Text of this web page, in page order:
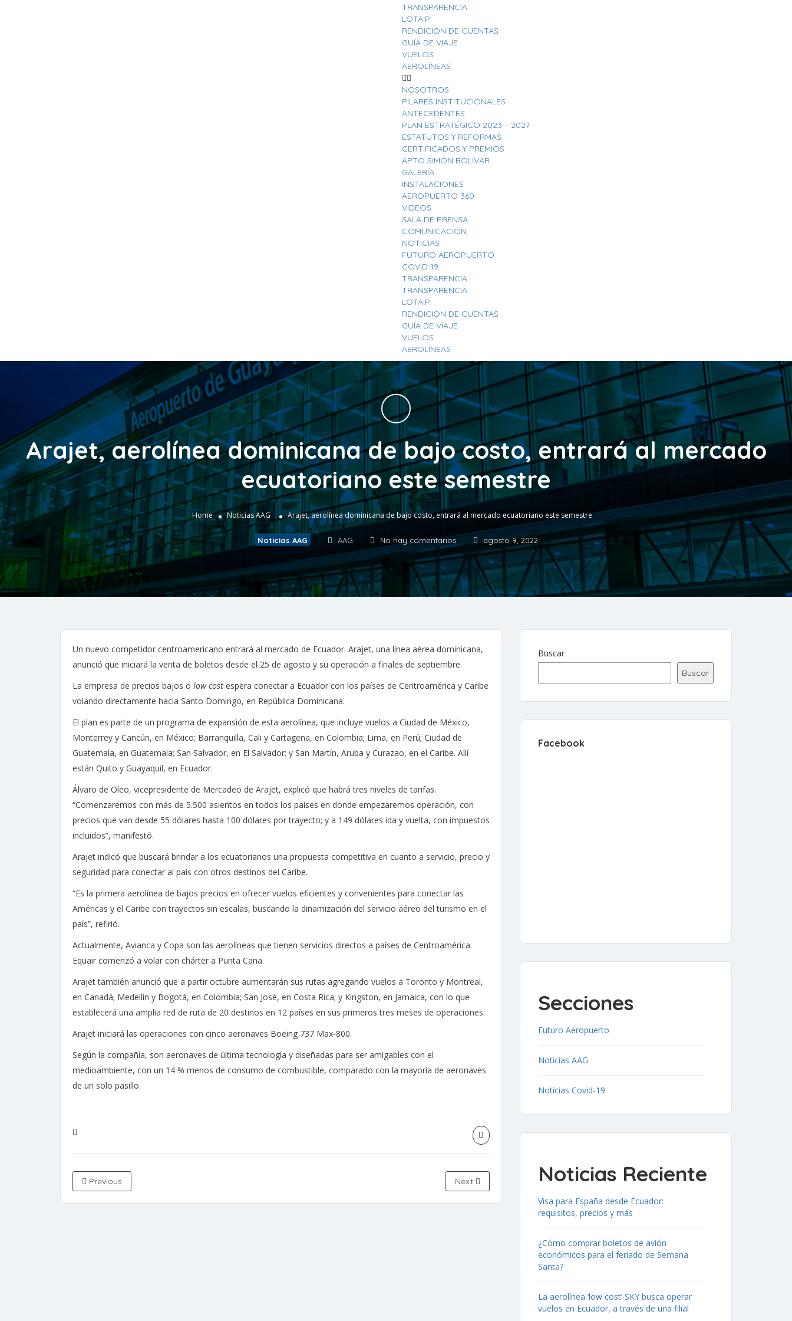
TRANSPARENCIA
LOTAIP
RENDICION DE CUENTAS
GUÍA DE VIAJE
VUELOS
AEROLÍNEAS
NOSOTROS
PILARES INSTITUCIONALES
ANTECEDENTES
PLAN ESTRATÉGICO 2023 – 2027
ESTATUTOS Y REFORMAS
CERTIFICADOS Y PREMIOS
APTO SIMÓN BOLÍVAR
GALERÍA
INSTALACIONES
AEROPUERTO 360
VIDEOS
SALA DE PRENSA
COMUNICACIÓN
NOTICIAS
FUTURO AEROPUERTO
COVID-19
TRANSPARENCIA
TRANSPARENCIA
LOTAIP
RENDICION DE CUENTAS
GUÍA DE VIAJE
VUELOS
AEROLÍNEAS
Arajet, aerolínea dominicana de bajo costo, entrará al mercado
ecuatoriano este semestre
Home Noticias AAG Arajet, aerolínea dominicana de bajo costo, entrará al mercado ecuatoriano este semestre
Noticias AAG AAG No hay comentarios agosto 9, 2022
Un nuevo competidor centroamericano entrará al mercado de Ecuador. Arajet, una línea aérea dominicana,
anunció que iniciará la venta de boletos desde el 25 de agosto y su operación a finales de septiembre.
La empresa de precios bajos o low cost espera conectar a Ecuador con los países de Centroamérica y Caribe
volando directamente hacia Santo Domingo, en República Dominicana.
El plan es parte de un programa de expansión de esta aerolínea, que incluye vuelos a Ciudad de México,
Monterrey y Cancún, en México; Barranquilla, Cali y Cartagena, en Colombia; Lima, en Perú; Ciudad de
Guatemala, en Guatemala; San Salvador, en El Salvador; y San Martín, Aruba y Curazao, en el Caribe. Allí
están Quito y Guayaquil, en Ecuador.
Álvaro de Oleo, vicepresidente de Mercadeo de Arajet, explicó que habrá tres niveles de tarifas.
“Comenzaremos con más de 5.500 asientos en todos los países en donde empezaremos operación, con
precios que van desde 55 dólares hasta 100 dólares por trayecto; y a 149 dólares ida y vuelta, con impuestos
incluidos”, manifestó.
Arajet indicó que buscará brindar a los ecuatorianos una propuesta competitiva en cuanto a servicio, precio y
seguridad para conectar al país con otros destinos del Caribe.
“Es la primera aerolínea de bajos precios en ofrecer vuelos eficientes y convenientes para conectar las
Américas y el Caribe con trayectos sin escalas, buscando la dinamización del servicio aéreo del turismo en el
país”, refirió.
Actualmente, Avianca y Copa son las aerolíneas que tienen servicios directos a países de Centroamérica.
Equair comenzó a volar con chárter a Punta Cana.
Arajet también anunció que a partir octubre aumentarán sus rutas agregando vuelos a Toronto y Montreal,
en Canadá; Medellín y Bogotá, en Colombia; San José, en Costa Rica; y Kingston, en Jamaica, con lo que
establecerá una amplia red de ruta de 20 destinos en 12 países en sus primeros tres meses de operaciones.
Arajet iniciará las operaciones con cinco aeronaves Boeing 737 Max-800.
Según la compañía, son aeronaves de última tecnología y diseñadas para ser amigables con el
medioambiente, con un 14 % menos de consumo de combustible, comparado con la mayoría de aeronaves
de un solo pasillo.
Previous Next
Buscar
Buscar
Facebook
Secciones
Futuro Aeropuerto
Noticias AAG
Noticias Covid-19
Noticias Reciente
Visa para España desde Ecuador:
requisitos, precios y más
¿Cómo comprar boletos de avión
económicos para el feriado de Semana
Santa?
La aerolínea ‘low cost’ SKY busca operar
vuelos en Ecuador, a través de una filial